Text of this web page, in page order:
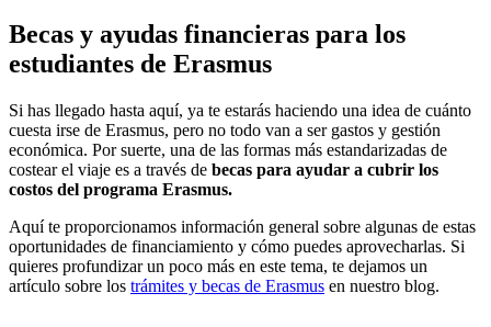
Becas y ayudas financieras para los
estudiantes de Erasmus
Si has llegado hasta aquí, ya te estarás haciendo una idea de cuánto
cuesta irse de Erasmus, pero no todo van a ser gastos y gestión
económica. Por suerte, una de las formas más estandarizadas de
costear el viaje es a través de becas para ayudar a cubrir los
costos del programa Erasmus.
Aquí te proporcionamos información general sobre algunas de estas
oportunidades de financiamiento y cómo puedes aprovecharlas. Si
quieres profundizar un poco más en este tema, te dejamos un
artículo sobre los trámites y becas de Erasmus en nuestro blog.